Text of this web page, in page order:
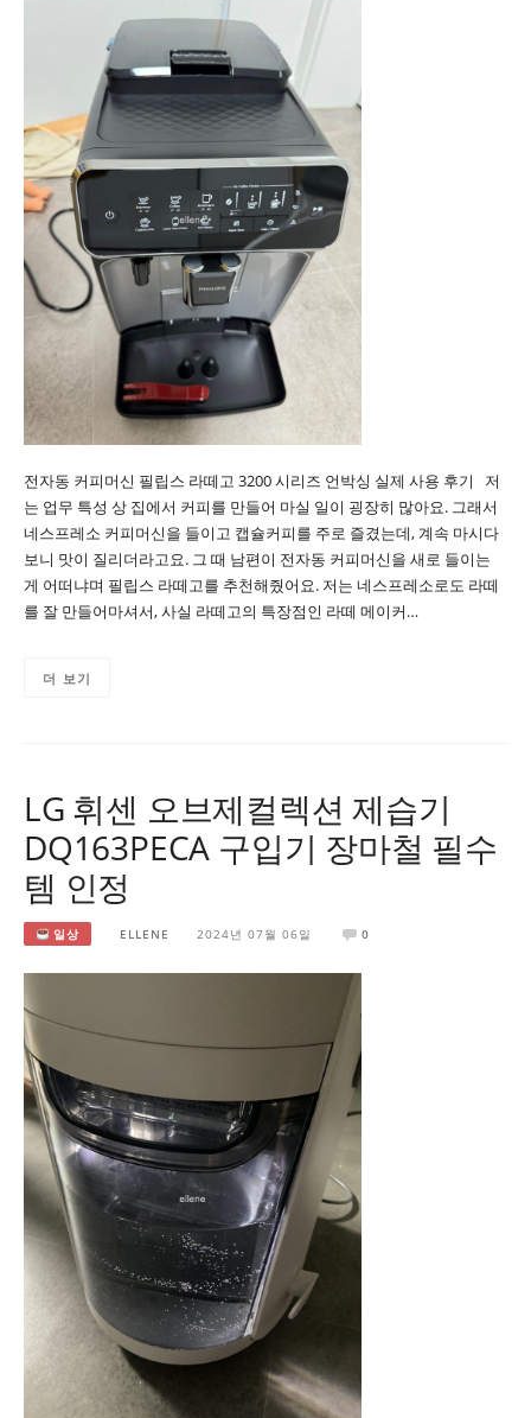
전자동 커피머신 필립스 라떼고 3200 시리즈 언박싱 실제 사용 후기 저
는 업무 특성 상 집에서 커피를 만들어 마실 일이 굉장히 많아요. 그래서
네스프레소 커피머신을 들이고 캡슐커피를 주로 즐겼는데, 계속 마시다
보니 맛이 질리더라고요. 그 때 남편이 전자동 커피머신을 새로 들이는
게 어떠냐며 필립스 라떼고를 추천해줬어요. 저는 네스프레소로도 라떼
를 잘 만들어마셔서, 사실 라떼고의 특장점인 라떼 메이커…
더 보기
LG 휘센 오브제컬렉션 제습기
DQ163PECA 구입기 장마철 필수
템 인정
일상 ELLENE 2024년 07월 06일 0